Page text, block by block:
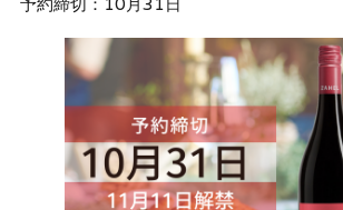
予約締切：10月31日